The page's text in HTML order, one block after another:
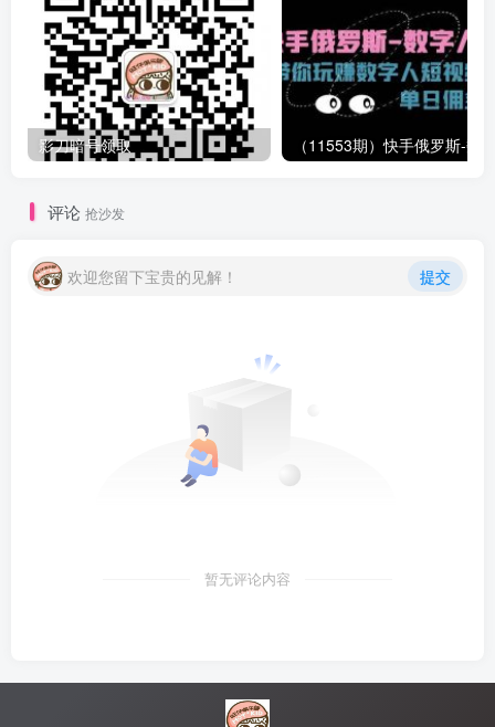
影刀暗号领取
评论 抢沙发
欢迎您留下宝贵的见解！ 提交
暂无评论内容